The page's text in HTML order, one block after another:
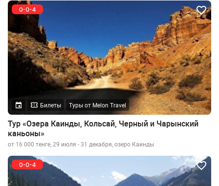
Билеты Туры от Melon Travel
Тур «Озера Каинды, Кольсай, Черный и Чарынский
каньоны»
от 16 000 тенге, 29 июля - 31 декабря, озеро Каинды